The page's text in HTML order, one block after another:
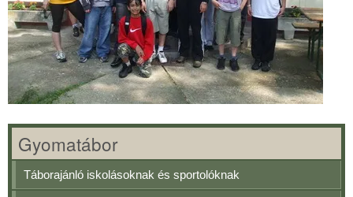
Gyomatábor
Táborajánló iskolásoknak és sportolóknak